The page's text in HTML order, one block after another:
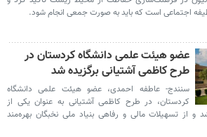
اجتماعی است که باید به صورت جمعی انجام شود.
عضو هیئت علمی دانشگاه کردستان در
طرح کاظمی آشتیانی برگزیده شد
سنندج- عاطفه احمدی، عضو هیئت علمی دانشگاه
کردستان، در طرح کاظمی آشتیانی به عنوان یکی از
و از تسهیلات مالی و رفاهی بنیاد ملی نخبگان بهره‌مند